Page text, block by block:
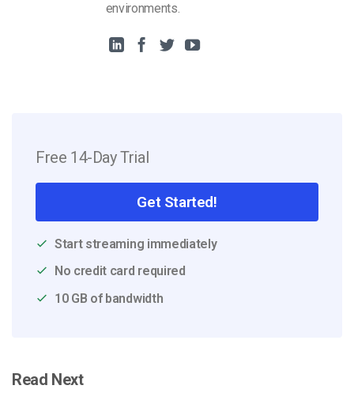
environments.
Free 14-Day Trial
Get Started!
Start streaming immediately
No credit card required
10 GB of bandwidth
Read Next